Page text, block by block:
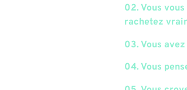
02. Vous
rachetez
03. Vous
04. Vous